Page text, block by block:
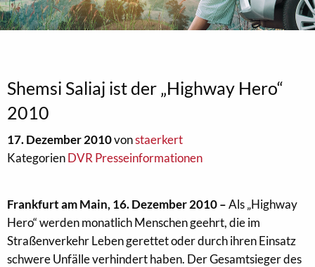
Shemsi Saliaj ist der „Highway Hero“
2010
17. Dezember 2010vonstaerkert
KategorienDVR Presseinformationen
Frankfurt am Main, 16. Dezember 2010 –Als „Highway
Hero“ werden monatlich Menschen geehrt, die im
Straßenverkehr Leben gerettet oder durch ihren Einsatz
schwere Unfälle verhindert haben. Der Gesamtsieger des